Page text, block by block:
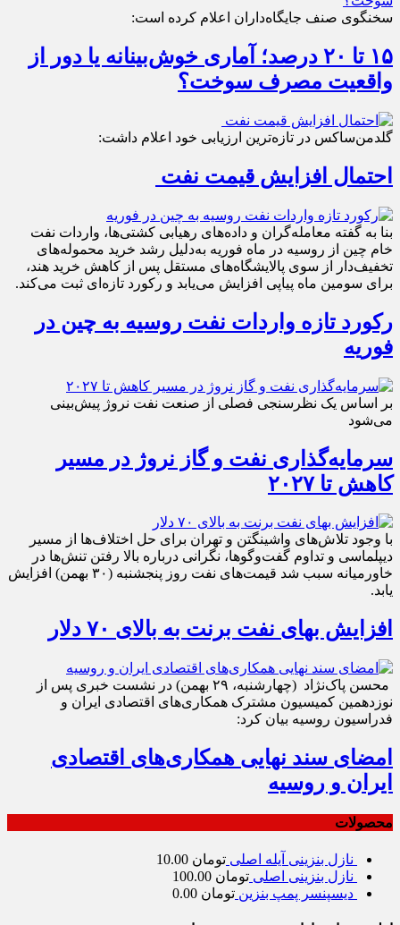
سخنگوی صنف جایگاه‌داران اعلام کرده است:
۱۵ تا ۲۰ درصد؛ آماری خوش‌بینانه یا دور از
واقعیت مصرف سوخت؟
گلدمن‌ساکس در تازه‌ترین ارزیابی خود اعلام داشت:
احتمال افزایش قیمت نفت
بنا به گفته معامله‌گران و داده‌های رهیابی کشتی‌ها، واردات نفت
خام چین از روسیه در ماه فوریه به‌دلیل رشد خرید محموله‌های
تخفیف‌دار از سوی پالایشگاه‌های مستقل پس از کاهش خرید هند،
برای سومین ماه پیاپی افزایش می‌یابد و رکورد تازه‌ای ثبت می‌کند.
رکورد تازه واردات نفت روسیه به چین در
فوریه
بر اساس یک نظرسنجی فصلی از صنعت نفت نروژ پیش‌بینی
می‌شود
سرمایه‌گذاری نفت و گاز نروژ در مسیر
کاهش تا ۲۰۲۷
با وجود تلاش‌های واشینگتن و تهران برای حل اختلاف‌ها از مسیر
دیپلماسی و تداوم گفت‌وگوها، نگرانی درباره بالا رفتن تنش‌ها در
خاورمیانه سبب شد قیمت‌های نفت روز پنجشنبه (۳۰ بهمن) افزایش
یابد.
افزایش بهای نفت برنت به بالای ۷۰ دلار
محسن پاک‌نژاد (چهارشنبه، ۲۹ بهمن) در نشست خبری پس از
نوزدهمین کمیسیون مشترک همکاری‌های اقتصادی ایران و
فدراسیون روسیه بیان کرد:
امضای سند نهایی همکاری‌های اقتصادی
ایران و روسیه
محصولات
نازل بنزینی آیله اصلی تومان
نازل بنزینی اصلی تومان
دیسپنسر پمپ بنزین تومان